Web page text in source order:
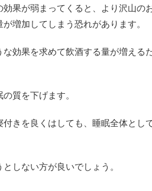
効果が弱まってくると、より沢山の
増加してしまう恐れがあります。
な効果を求めて飲酒する量が増える
質を下げます。
きを良くはしても、睡眠全体とし
しない方が良いでしょう。